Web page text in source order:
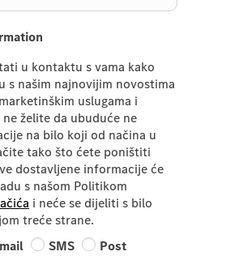
u kontaktu s vama kako
s našim najnovijim novostima
uslugama i
želite da ubuduće ne
na bilo koji od načina u
tako što ćete poništiti
dostavljene informacije će
s našom Politikom
i neće se dijeliti s bilo
treće strane.
SMS Post